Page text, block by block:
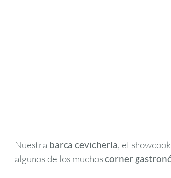
Nuestra barca cevichería, el
algunos de los muchos corner